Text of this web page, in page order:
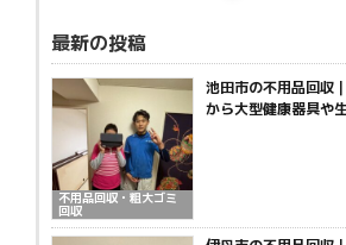
最新の投稿
不用品回収・粗大ゴミ
回収
池田市の不用品回収
から大型健康器具や